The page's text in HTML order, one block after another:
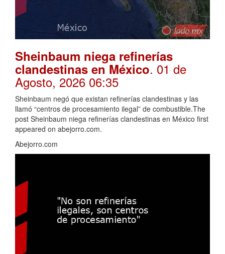
Sheinbaum niega refinerías
clandestinas en México. 01 de
Agosto, 2026 06:35
Sheinbaum negó que existan refinerías clandestinas y las
llamó “centros de procesamiento ilegal” de combustible.The
post Sheinbaum niega refinerías clandestinas en México first
appeared on abejorro.com.
Abejorro.com